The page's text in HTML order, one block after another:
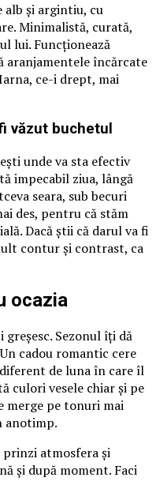
alb și argintiu, cu
Minimalistă, curată,
lui. Funcționează
aranjamentele încărcate
ce-i drept, mai
văzut buchetul
unde va sta efectiv
impecabil ziua, lângă
seara, sub becuri
des, pentru că stăm
Dacă știi că darul va fi
contur și contrast, ca
ocazia
Sezonul îți dă
cadou romantic cere
de luna în care îl
culori vesele chiar și pe
merge pe tonuri mai
anotimp.
atmosfera și
și după moment. Faci